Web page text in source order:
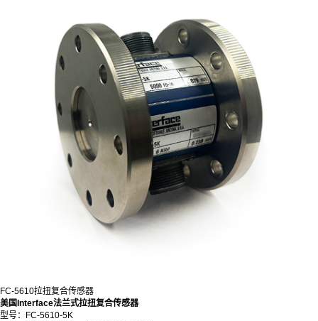
FC-5610拉扭复合传感器
美国Interface法兰式拉扭复合传感器
型号：FC-5610-5K